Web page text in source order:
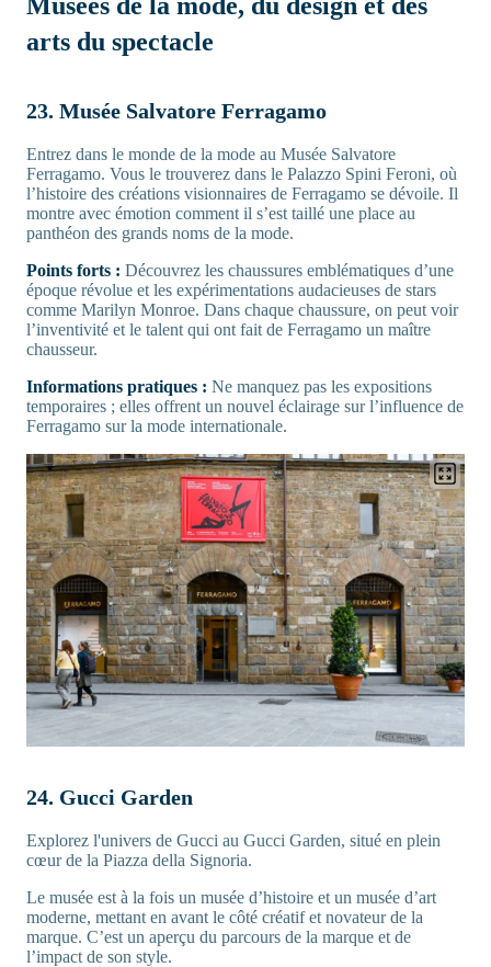
Musées de la mode, du design et des
arts du spectacle
23. Musée Salvatore Ferragamo
Entrez dans le monde de la mode au Musée Salvatore
Ferragamo. Vous le trouverez dans le Palazzo Spini Feroni, où
l’histoire des créations visionnaires de Ferragamo se dévoile. Il
montre avec émotion comment il s’est taillé une place au
panthéon des grands noms de la mode.
Points forts : Découvrez les chaussures emblématiques d’une
époque révolue et les expérimentations audacieuses de stars
comme Marilyn Monroe. Dans chaque chaussure, on peut voir
l’inventivité et le talent qui ont fait de Ferragamo un maître
chausseur.
Informations pratiques : Ne manquez pas les expositions
temporaires ; elles offrent un nouvel éclairage sur l’influence de
Ferragamo sur la mode internationale.
24. Gucci Garden
Explorez l'univers de Gucci au Gucci Garden, situé en plein
cœur de la Piazza della Signoria.
Le musée est à la fois un musée d’histoire et un musée d’art
moderne, mettant en avant le côté créatif et novateur de la
marque. C’est un aperçu du parcours de la marque et de
l’impact de son style.